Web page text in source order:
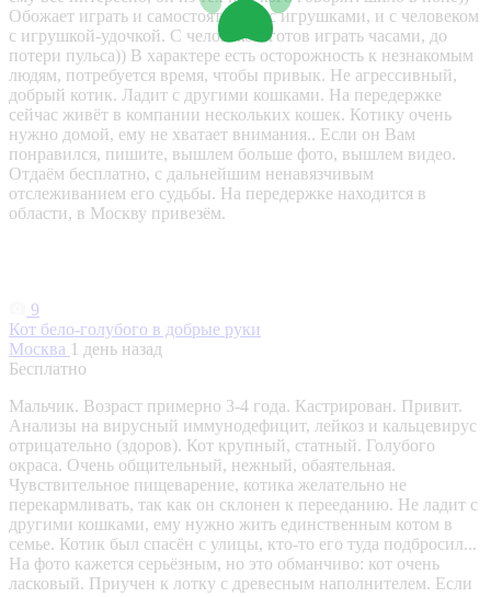
Обожает играть и самостоятельно с игрушками, и с человеком
с игрушкой-удочкой. С человеком готов играть часами, до
потери пульса)) В характере есть осторожность к незнакомым
людям, потребуется время, чтобы привык. Не агрессивный,
добрый котик. Ладит с другими кошками. На передержке
сейчас живёт в компании нескольких кошек. Котику очень
нужно домой, ему не хватает внимания.. Если он Вам
понравился, пишите, вышлем больше фото, вышлем видео.
Отдаём бесплатно, с дальнейшим ненавязчивым
отслеживанием его судьбы. На передержке находится в
области, в Москву привезём.
9
Кот бело-голубого в добрые руки
Москва 1 день назад
Бесплатно
Мальчик. Возраст примерно 3-4 года. Кастрирован. Привит.
Анализы на вирусный иммунодефицит, лейкоз и кальцевирус
отрицательно (здоров). Кот крупный, статный. Голубого
окраса. Очень общительный, нежный, обаятельная.
Чувствительное пищеварение, котика желательно не
перекармливать, так как он склонен к перееданию. Не ладит с
другими кошками, ему нужно жить единственным котом в
семье. Котик был спасён с улицы, кто-то его туда подбросил...
На фото кажется серьёзным, но это обманчиво: кот очень
ласковый. Приучен к лотку с древесным наполнителем. Если